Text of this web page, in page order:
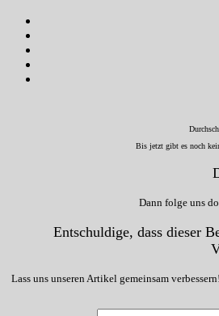
Bis jetzt gibt es noch
Dann folge uns
Entschuldige, dass dieser
Lass uns unseren Artikel gemeinsam